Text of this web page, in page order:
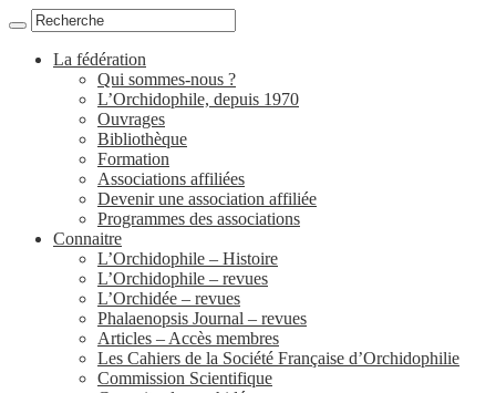
La fédération
Qui sommes-nous ?
L’Orchidophile, depuis 1970
Ouvrages
Bibliothèque
Formation
Associations affiliées
Devenir une association affiliée
Programmes des associations
Connaitre
L’Orchidophile – Histoire
L’Orchidophile – revues
L’Orchidée – revues
Phalaenopsis Journal – revues
Articles – Accès membres
Les Cahiers de la Société Française d’Orchidophilie
Commission Scientifique